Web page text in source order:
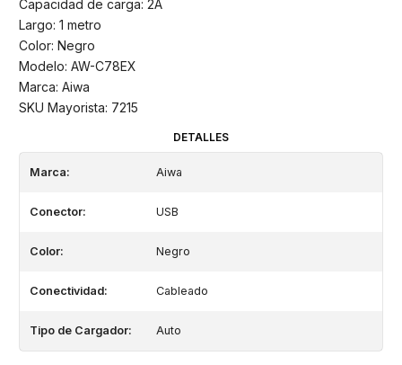
Capacidad de carga: 2A
Largo: 1 metro
Color: Negro
Modelo: AW-C78EX
Marca: Aiwa
SKU Mayorista: 7215
DETALLES
Marca: Aiwa
Conector: USB
Color: Negro
Conectividad: Cableado
Tipo de Cargador: Auto